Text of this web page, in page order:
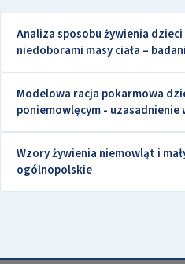
Analiza sposobu żywienia
niedoborami masy ciała –
Modelowa racja pokarmowa
poniemowlęcym - uzasadnienie
Wzory żywienia niemowląt i
ogólnopolskie